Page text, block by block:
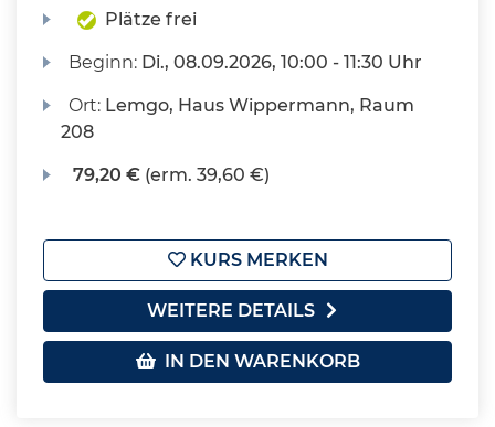
Plätze frei
Beginn: Di., 08.09.2026, 10:00 - 11:30 Uhr
Ort: Lemgo, Haus Wippermann, Raum
208
79,20 € (erm. 39,60 €)
KURS MERKEN
WEITERE DETAILS
IN DEN WARENKORB